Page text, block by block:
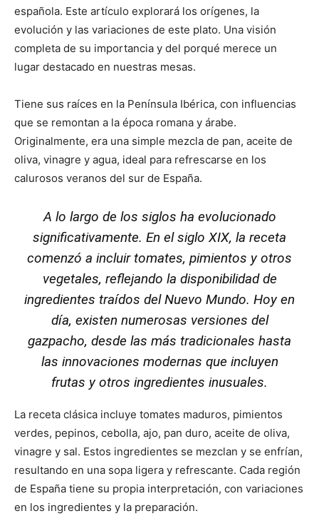
española. Este artículo explorará los orígenes, la
evolución y las variaciones de este plato. Una visión
completa de su importancia y del porqué merece un
lugar destacado en nuestras mesas.
Tiene sus raíces en la Península Ibérica, con influencias
que se remontan a la época romana y árabe.
Originalmente, era una simple mezcla de pan, aceite de
oliva, vinagre y agua, ideal para refrescarse en los
calurosos veranos del sur de España.
A lo largo de los siglos ha evolucionado
significativamente. En el siglo XIX, la receta
comenzó a incluir tomates, pimientos y otros
vegetales, reflejando la disponibilidad de
ingredientes traídos del Nuevo Mundo. Hoy en
día, existen numerosas versiones del
gazpacho, desde las más tradicionales hasta
las innovaciones modernas que incluyen
frutas y otros ingredientes inusuales.
La receta clásica incluye tomates maduros, pimientos
verdes, pepinos, cebolla, ajo, pan duro, aceite de oliva,
vinagre y sal. Estos ingredientes se mezclan y se enfrían,
resultando en una sopa ligera y refrescante. Cada región
de España tiene su propia interpretación, con variaciones
en los ingredientes y la preparación.